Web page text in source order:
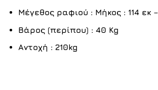
Μέγεθος ραφιού : Μήκος : 114 εκ
Βάρος (περίπου) : 40 Kg
Αντοχή : 210kg